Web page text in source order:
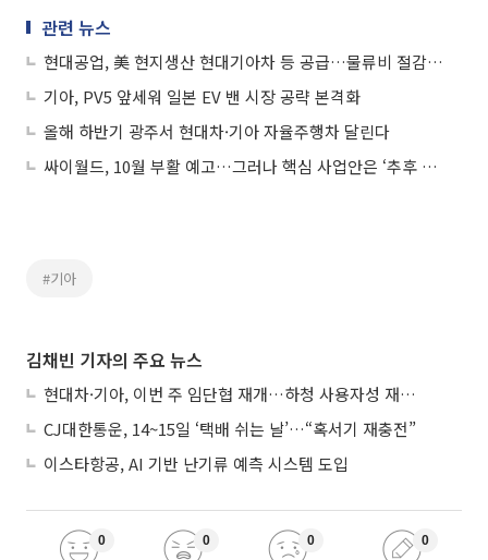
관련 뉴스
현대공업, 美 현지생산 현대기아차 등 공급…물류비 절감에 수익성 594% 급증
기아, PV5 앞세워 일본 EV 밴 시장 공략 본격화
올해 하반기 광주서 현대차·기아 자율주행차 달린다
싸이월드, 10월 부활 예고…그러나 핵심 사업안은 ‘추후 공개’
#기아
김채빈 기자의 주요 뉴스
현대차·기아, 이번 주 임단협 재개…하청 사용자성 재심도 ‘변수’
CJ대한통운, 14~15일 ‘택배 쉬는 날’…“혹서기 재충전”
이스타항공, AI 기반 난기류 예측 시스템 도입
0 0 0 0